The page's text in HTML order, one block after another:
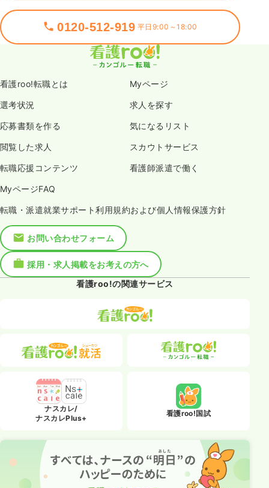
0120-512-919 平日9:00～18:00
看護roo!転職とは Myページ
選考状況 求人を探す
応募書類を作る 気になるリスト
閲覧した求人 スカウトサービス
転職応援コンテンツ 看護師派遣で働く
MyページFAQ
転職・派遣就業サポート利用規約および個人情報保護方針
お問い合わせフォーム
採用・求人掲載をお考えの方へ
看護roo!の関連サービス
ナスカレ/
ナスカレPlus+
看護roo!国試